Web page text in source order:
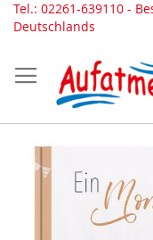
Direkt
zum
Tel.: 02261-639110 -
Deutschlands
Zum
Ende